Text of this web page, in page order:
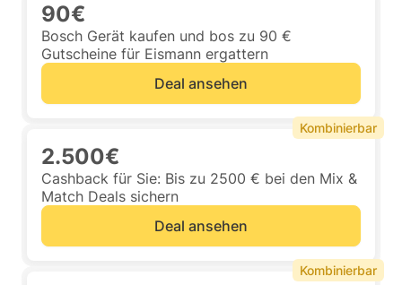
90€
Bosch Gerät kaufen und bos zu 90 €
Gutscheine für Eismann ergattern
Deal ansehen
2.500€
Cashback für Sie: Bis zu 2500 € bei den Mix &
Match Deals sichern
Deal ansehen
Kombinierbar
Kombinierbar